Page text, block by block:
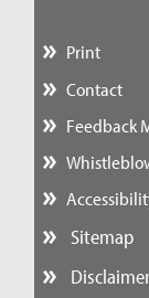
Print
Contact
Feedback
Sitemap